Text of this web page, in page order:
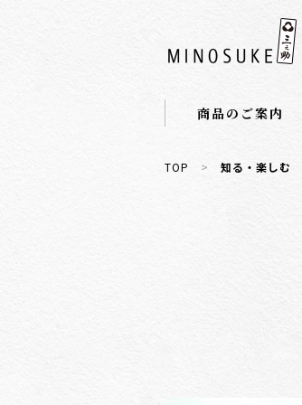
商品のご案内
TOP > 知る・楽しむ